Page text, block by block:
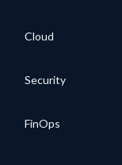
Cloud
Security
FinOps